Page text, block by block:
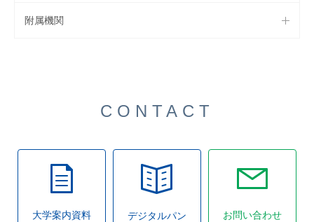
附属機関
CONTACT
大学案内資料
デジタルパン
お問い合わせ